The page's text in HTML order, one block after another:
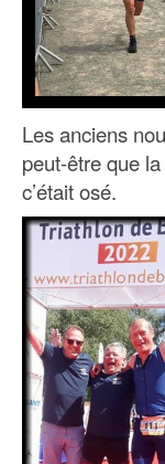
Les anciens
peut-être que
c’était osé.